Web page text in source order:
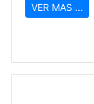
VER MAS ...